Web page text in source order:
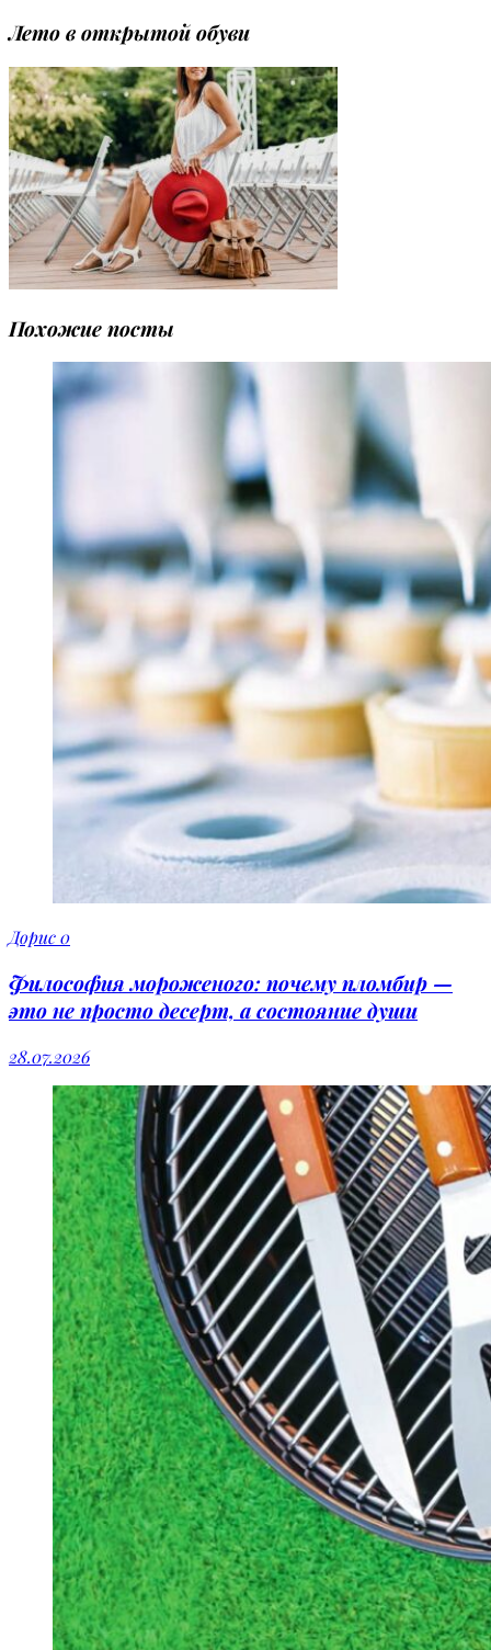
Лето в открытой обуви
Похожие посты
Дорис0
Философия мороженого: почему пломбир —
это не просто десерт, а состояние души
28.07.2026